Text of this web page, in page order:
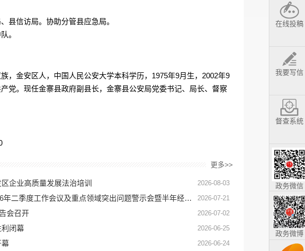
县信访局。协助分管县应急局。
。
，金安区人，中国人民公安大学本科学历，1975年9月生，2002年9
党。现任金寨县政府副县长，金寨县公安局党委书记、局长、督察
更多>>
企业高质量发展法治培训 2026-08-03
2025年度全县真抓实干表彰大会、2026年二季度工作会议及重点领域突出问题警示会暨半年经济形势分析会召开 2026-07-21
会召开 2026-07-02
闭幕 2026-06-25
幕 2026-06-24
在线投稿
我要写信
督查系统
政务微信
政务微博